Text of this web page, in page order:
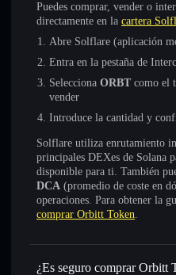
Puedes comprar, vender o
directamente en la cartera
Abre Solflare (aplicación
Entra en la pestaña de
Selecciona ORBT como el
vender
Introduce la cantidad y
Solflare utiliza enrutamiento
principales DEXes de Solana
disponible para ti. También
DCA (promedio de coste en
operaciones. Para obtener la
comprar Orbitt Token.
¿Es seguro comprar Orbitt